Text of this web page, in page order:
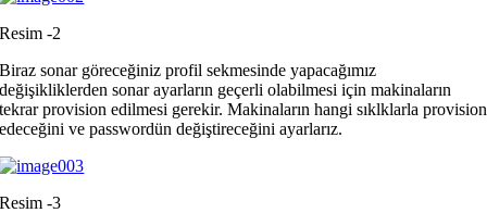
Resim -2
Biraz sonar göreceğiniz profil sekmesinde yapacağımız
değişikliklerden sonar ayarların geçerli olabilmesi için makinaların
tekrar provision edilmesi gerekir. Makinaların hangi sıklklarla provision
edeceğini ve passwordün değiştireceğini ayarlarız.
Resim -3